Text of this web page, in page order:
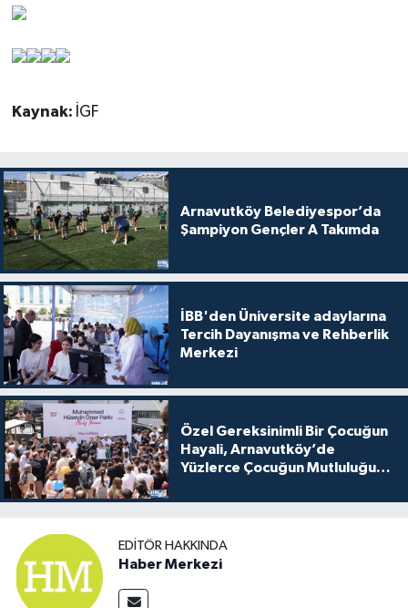
Kaynak: İGF
Arnavutköy Belediyespor’da
Şampiyon Gençler A Takımda
İBB'den Üniversite adaylarına
Tercih Dayanışma ve Rehberlik
Merkezi
Özel Gereksinimli Bir Çocuğun
Hayali, Arnavutköy’de
Yüzlerce Çocuğun Mutluluğu
EDITÖR HAKKINDA
Haber Merkezi